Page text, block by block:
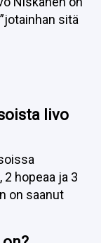
sitä
Iivo
hopeaa ja 3
on saanut